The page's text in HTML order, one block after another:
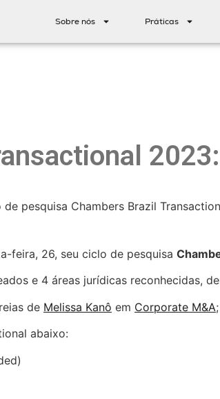
Sobre nós Práticas
pesquisa Chambers Brazil
feira, 26, seu ciclo de pesquisa
e 4 áreas jurídicas reconhecidas,
de Melissa Kanô em Corporate M&A
abaixo: